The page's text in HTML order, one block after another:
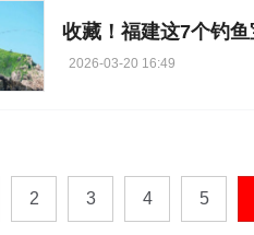
收藏！福建这7个钓
2026-03-20 16:49
2 3 4 5